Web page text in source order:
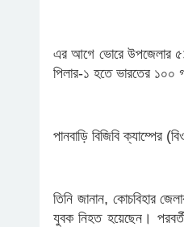
এর আগে ভোরে উপজেলার ৫১
পিলার-১ হতে ভারতের ১০০
পানবাড়ি বিজিবি ক্যাম্পের
তিনি জানান, কোচবিহার
যুবক নিহত হয়েছেন।